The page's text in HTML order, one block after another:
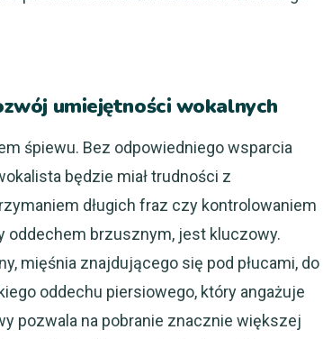
umiejętności wokalnych
śpiewu. Bez odpowiedniego wsparcia
będzie miał trudności z
długich fraz czy kontrolowaniem
oddechem brzusznym, jest kluczowy.
mięśnia znajdującego się pod płucami, do
oddechu piersiowego, który angażuje
pozwala na pobranie znacznie większej